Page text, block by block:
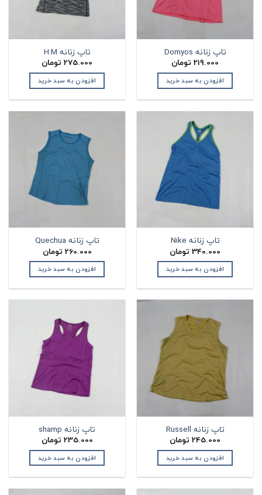
تاپ زنانه Domyos
219.000 تومان
افزودن به سبد خرید
تاپ زنانه H:M
275.000 تومان
افزودن به سبد خرید
تاپ زنانه Nike
340.000 تومان
افزودن به سبد خرید
تاپ زنانه Quechua
260.000 تومان
افزودن به سبد خرید
تاپ زنانه Russell
245.000 تومان
افزودن به سبد خرید
تاپ زنانه shamp
235.000 تومان
افزودن به سبد خرید